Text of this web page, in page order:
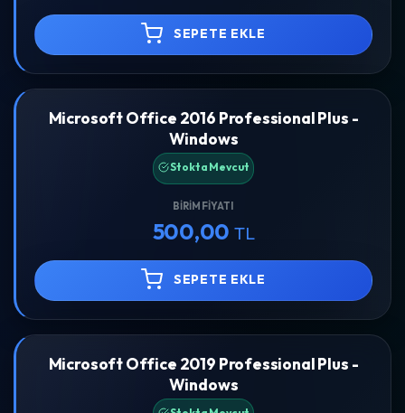
SEPETE EKLE
Microsoft Office 2016 Professional Plus -
Windows
Stokta Mevcut
BIRIM FIYATI
500,00 TL
SEPETE EKLE
Microsoft Office 2019 Professional Plus -
Windows